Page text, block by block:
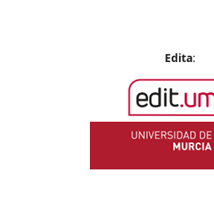
Edita: